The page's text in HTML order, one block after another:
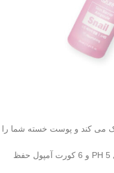
می کند و پوست خسته شما را
🔘 گلوتامیک اسید اسیدیته پوست را با فرمول PH 5 و 6 کورت آمپول حفظ